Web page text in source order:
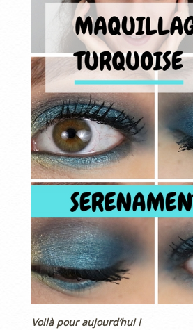
Voilà pour aujourd’hui !